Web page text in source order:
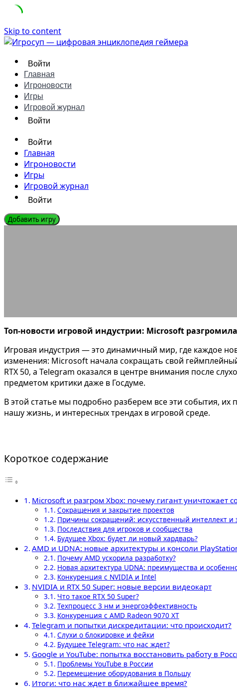
Skip to content
Войти
Главная
Игроновости
Игры
Игровой журнал
Войти
Войти
Главная
Игроновости
Игры
Игровой журнал
Войти
Добавить игру
Топ-новости игровой индустрии: Microsoft разгромила
Игровая индустрия — это динамичный мир, где каждое
изменения: Microsoft начала сокращать свой
RTX 50, а Telegram оказался в центре внимания после
предметом критики даже в Госдуме.
В этой статье мы подробно разберем все эти события,
нашу жизнь, и интересных трендах в игровой среде.
Короткое содержание
Microsoft и разгром Xbox: почему гигант уничтожает
Сокращения и закрытие проектов
Причины сокращений: искусственный интеллект и
Последствия для игроков и сообщества
Будущее Xbox: будет ли новый хардварь?
AMD и UDNA: новые архитектуры и консоли
Почему AMD ускорила разработку?
Новая архитектура UDNA: преимущества и
Конкуренция с NVIDIA и Intel
NVIDIA и RTX 50 Super: новые версии видеокарт
Что такое RTX 50 Super?
Техпроцесс 3 нм и энергоэффективность
Конкуренция с AMD Radeon 9070 XT
Telegram и попытки дискредитации: что происходит?
Слухи о блокировке и фейки
Будущее Telegram: что нас ждет?
Google и YouTube: попытка восстановить работу в
Проблемы YouTube в России
Перемещение оборудования в Польшу
Итоги: что нас ждет в ближайшее время?